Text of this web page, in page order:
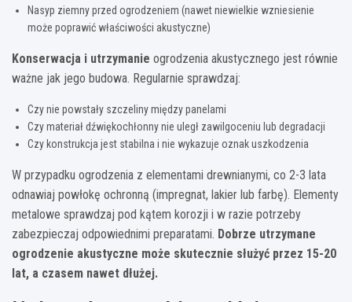
Nasyp ziemny przed ogrodzeniem (nawet niewielkie wzniesienie
może poprawić właściwości akustyczne)
Konserwacja i utrzymanie ogrodzenia akustycznego jest równie
ważne jak jego budowa. Regularnie sprawdzaj:
Czy nie powstały szczeliny między panelami
Czy materiał dźwiękochłonny nie uległ zawilgoceniu lub degradacji
Czy konstrukcja jest stabilna i nie wykazuje oznak uszkodzenia
W przypadku ogrodzenia z elementami drewnianymi, co 2-3 lata
odnawiaj powłokę ochronną (impregnat, lakier lub farbę). Elementy
metalowe sprawdzaj pod kątem korozji i w razie potrzeby
zabezpieczaj odpowiednimi preparatami. Dobrze utrzymane
ogrodzenie akustyczne może skutecznie służyć przez 15-20
lat, a czasem nawet dłużej.